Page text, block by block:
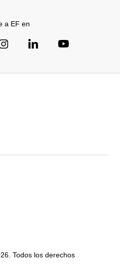
a EF en
Todos los derechos